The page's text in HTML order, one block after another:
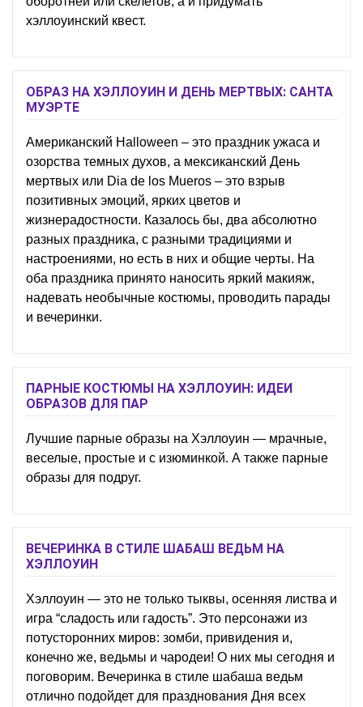
хэллоуинский квест.
ОБРАЗ НА ХЭЛЛОУИН И ДЕНЬ МЕРТВЫХ: САНТА
МУЭРТЕ
Американский Halloween – это праздник ужаса и
озорства темных духов, а мексиканский День
мертвых или Dia de los Mueros – это взрыв
позитивных эмоций, ярких цветов и
жизнерадостности. Казалось бы, два абсолютно
разных праздника, с разными традициями и
настроениями, но есть в них и общие черты. На
оба праздника принято наносить яркий макияж,
надевать необычные костюмы, проводить парады
и вечеринки.
ПАРНЫЕ КОСТЮМЫ НА ХЭЛЛОУИН: ИДЕИ
ОБРАЗОВ ДЛЯ ПАР
Лучшие парные образы на Хэллоуин — мрачные,
веселые, простые и с изюминкой. А также парные
образы для подруг.
ВЕЧЕРИНКА В СТИЛЕ ШАБАШ ВЕДЬМ НА
ХЭЛЛОУИН
Хэллоуин — это не только тыквы, осенняя листва и
игра “сладость или гадость”. Это персонажи из
потусторонних миров: зомби, привидения и,
конечно же, ведьмы и чародеи! О них мы сегодня и
поговорим. Вечеринка в стиле шабаша ведьм
отлично подойдет для празднования Дня всех